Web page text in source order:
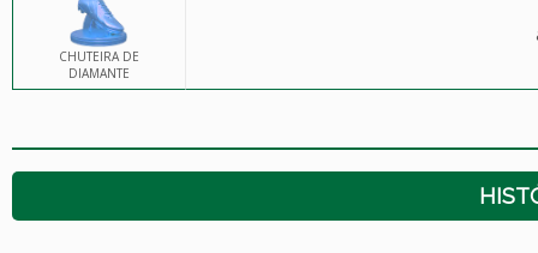
CHUTEIRA DE
DIAMANTE